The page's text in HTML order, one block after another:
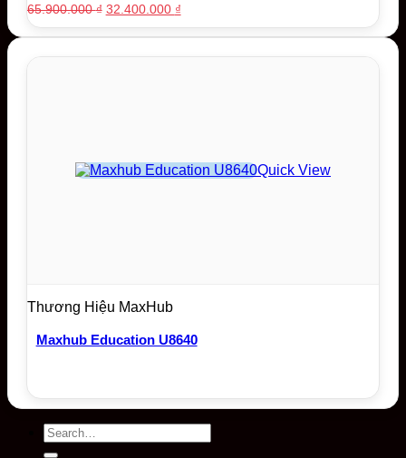
65.900.000₫ Original
was:
32.400.000 ₫Current
is:
Quick View
Thương Hiệu MaxHub
Maxhub Education U8640
Search
for: